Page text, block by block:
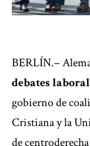
BERLÍN.–
debates
gobierno de
Cristiana y la
de